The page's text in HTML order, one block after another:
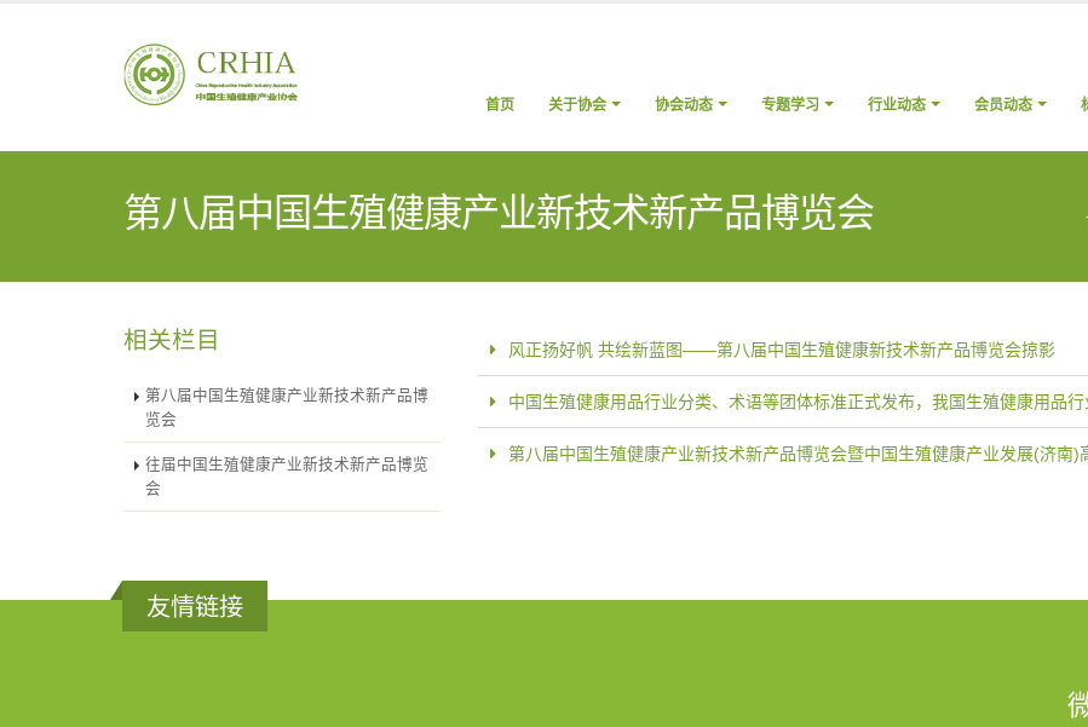
首页 关于协会 协会动态 专题学习 行业动态 会员动态
第八届中国生殖健康产业新技术新产品博览会
相关栏目
第八届中国生殖健康产业新技术新产品博
览会
往届中国生殖健康产业新技术新产品博览
会
风正扬好帆 共绘新蓝图——第八届中国生殖健康新技术新产品博览会掠影
中国生殖健康用品行业分类、术语等团体标准正式发布，我国生殖健康用品
第八届中国生殖健康产业新技术新产品博览会暨中国生殖健康产业发展(济南)
友情链接